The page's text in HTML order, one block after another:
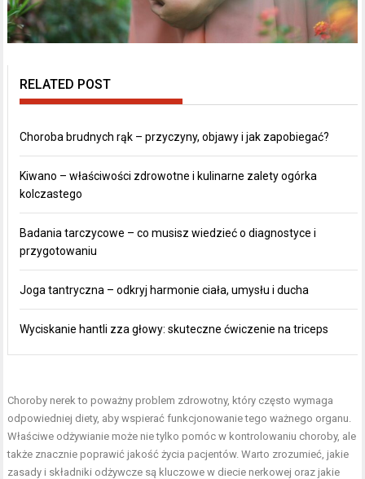
RELATED POST
Choroba brudnych rąk – przyczyny, objawy i jak zapobiegać?
Kiwano – właściwości zdrowotne i kulinarne zalety ogórka
kolczastego
Badania tarczycowe – co musisz wiedzieć o diagnostyce i
przygotowaniu
Joga tantryczna – odkryj harmonie ciała, umysłu i ducha
Wyciskanie hantli zza głowy: skuteczne ćwiczenie na triceps
Choroby nerek to poważny problem zdrowotny, który często wymaga
odpowiedniej diety, aby wspierać funkcjonowanie tego ważnego organu.
Właściwe odżywianie może nie tylko pomóc w kontrolowaniu choroby, ale
także znacznie poprawić jakość życia pacjentów. Warto zrozumieć, jakie
zasady i składniki odżywcze są kluczowe w diecie nerkowej oraz jakie